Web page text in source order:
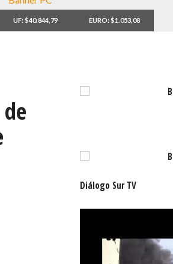
UF: $40.844,79 EURO: $1.053,08
Diálogo Sur TV